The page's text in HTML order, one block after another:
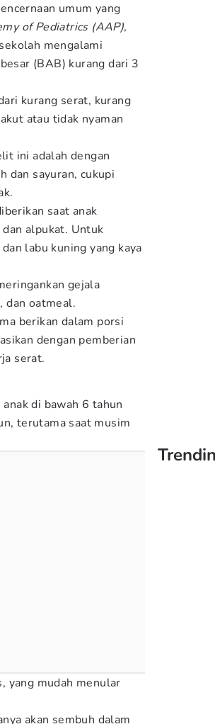
umum yang
of Pediatrics (AAP),
mengalami
(BAB) kurang dari 3
kurang serat, kurang
atau tidak nyaman
ini adalah dengan
dan sayuran, cukupi
saat anak
alpukat. Untuk
labu kuning yang kaya
gejala
dan oatmeal.
berikan dalam porsi
dengan pemberian
serat.
anak di bawah 6 tahun
terutama saat musim
yang mudah menular
akan sembuh dalam